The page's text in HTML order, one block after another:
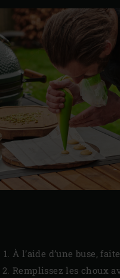
À l’aide d’une buse,
Remplissez les choux